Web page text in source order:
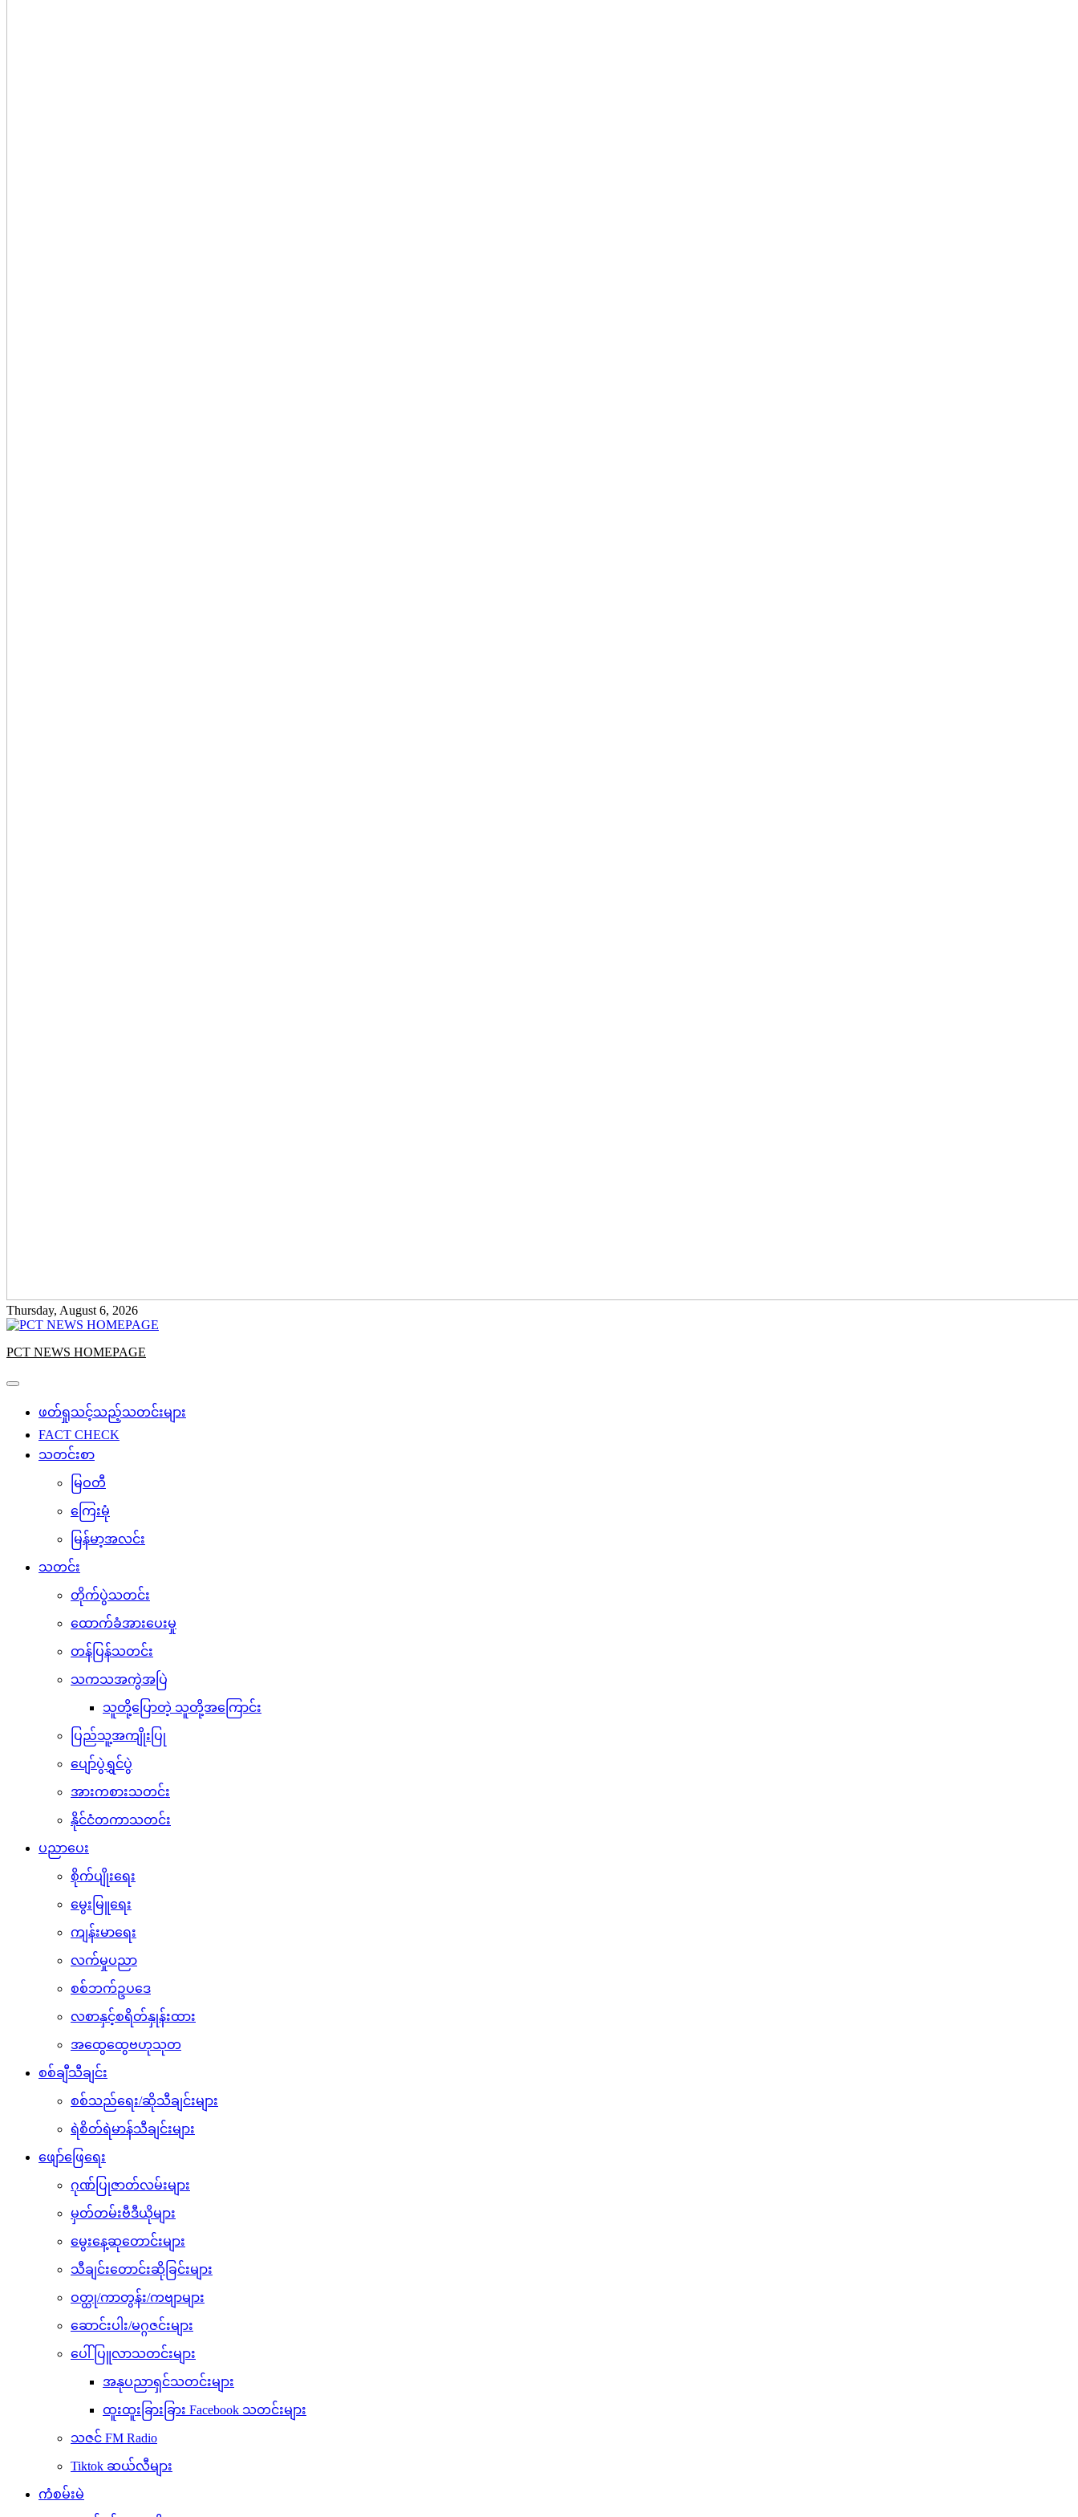
Thursday, August 6, 2026
PCT NEWS HOMEPAGE
ဖတ်ရှုသင့်သည့်သတင်းများ
FACT CHECK
သတင်းစာ
မြဝတီ
ကြေးမုံ
မြန်မာ့အလင်း
သတင်း
တိုက်ပွဲသတင်း
ထောက်ခံအားပေးမှု
တန်ပြန်သတင်း
သကသအကွဲအပြဲ
သူတို့ပြောတဲ့ သူတို့အကြောင်း
ပြည်သူ့အကျိုးပြု
ပျော်ပွဲရွှင်ပွဲ
အားကစားသတင်း
နိုင်ငံတကာသတင်း
ပညာပေး
စိုက်ပျိုးရေး
မွေးမြူရေး
ကျန်းမာရေး
လက်မှုပညာ
စစ်ဘက်ဥပဒေ
လစာနှင့်စရိတ်နှုန်းထား
အထွေထွေဗဟုသုတ
စစ်ချီသီချင်း
စစ်သည်ရေး/ဆိုသီချင်းများ
ရဲစိတ်ရဲမာန်သီချင်းများ
ဖျော်ဖြေရေး
ဂုဏ်ပြုဇာတ်လမ်းများ
မှတ်တမ်းဗီဒီယိုများ
မွေးနေ့ဆုတောင်းများ
သီချင်းတောင်းဆိုခြင်းများ
ဝတ္ထု/ကာတွန်း/ကဗျာများ
ဆောင်းပါး/မဂ္ဂဇင်းများ
ပေါ်ပြူလာသတင်းများ
အနုပညာရှင်သတင်းများ
ထူးထူးခြားခြား Facebook သတင်းများ
သဇင် FM Radio
Tiktok ဆယ်လီများ
ကံစမ်းမဲ